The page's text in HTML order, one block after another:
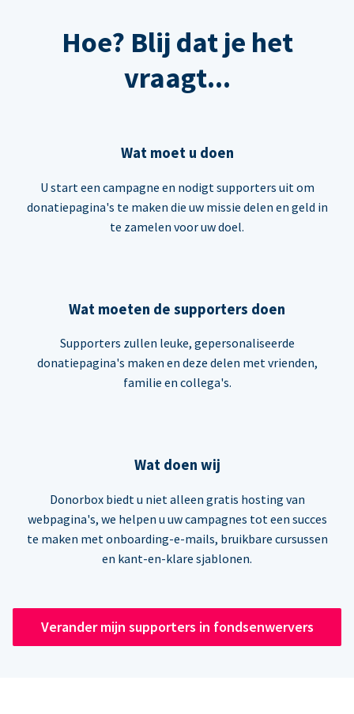
Hoe? Blij dat je het
vraagt...
Wat moet u doen
U start een campagne en nodigt supporters uit om
donatiepagina's te maken die uw missie delen en geld in
te zamelen voor uw doel.
Wat moeten de supporters doen
Supporters zullen leuke, gepersonaliseerde
donatiepagina's maken en deze delen met vrienden,
familie en collega's.
Wat doen wij
Donorbox biedt u niet alleen gratis hosting van
webpagina's, we helpen u uw campagnes tot een succes
te maken met onboarding-e-mails, bruikbare cursussen
en kant-en-klare sjablonen.
Verander mijn supporters in fondsenwervers